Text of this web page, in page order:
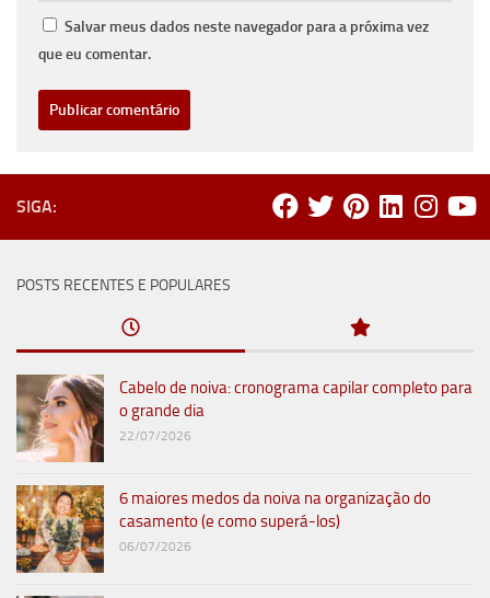
Salvar meus dados neste navegador para a próxima vez
que eu comentar.
SIGA:
POSTS RECENTES E POPULARES
Cabelo de noiva: cronograma capilar completo para
o grande dia
22/07/2026
6 maiores medos da noiva na organização do
casamento (e como superá-los)
06/07/2026